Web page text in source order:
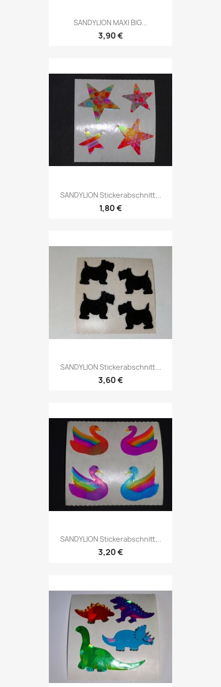
SANDYLION MAXI BIG...
3,90 €
SANDYLION Stickerabschnitt...
1,80 €
SANDYLION Stickerabschnitt...
3,60 €
SANDYLION Stickerabschnitt...
3,20 €